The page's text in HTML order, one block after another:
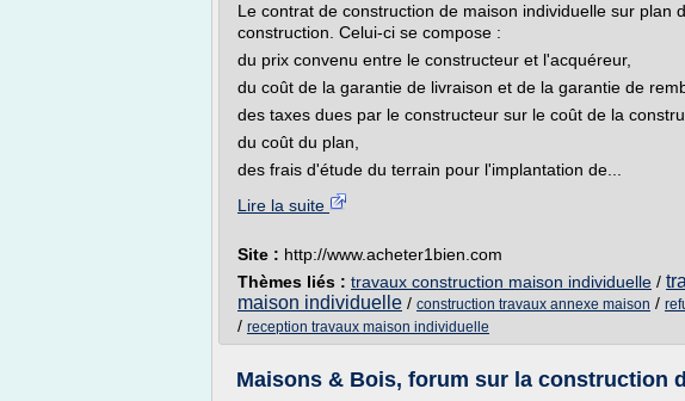
Le contrat de construction de maison individuelle sur plan
construction. Celui-ci se compose :
du prix convenu entre le constructeur et l'acquéreur,
du coût de la garantie de livraison et de la garantie de
des taxes dues par le constructeur sur le coût de la
du coût du plan,
des frais d'étude du terrain pour l'implantation de...
Lire la suite
Site : http://www.acheter1bien.com
Thèmes liés : travaux construction maison individuelle /
maison individuelle / construction travaux annexe maison /
/ reception travaux maison individuelle
Maisons & Bois, forum sur la construction